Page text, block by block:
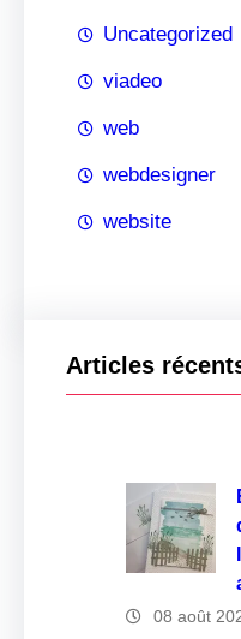
Uncategorized
viadeo
web
webdesigner
website
Articles
08 août